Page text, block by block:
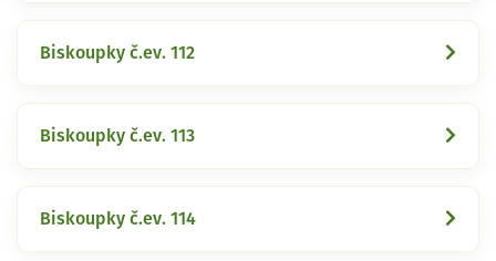
Biskoupky č.ev. 112
Biskoupky č.ev. 113
Biskoupky č.ev. 114